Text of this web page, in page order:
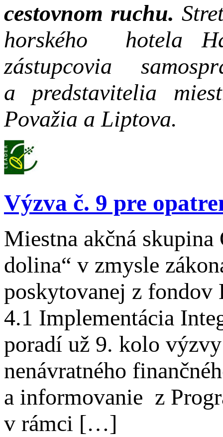
cestovnom ruchu.
horského hotela
zástupcovia
a predstavitelia
Považia a Liptova.
Výzva č. 9 pre
Miestna akčná
dolina“ v zmysle
poskytovanej z fondov
4.1 Implementácia
poradí už 9. kolo
nenávratného
a informovanie z
v rámci […]